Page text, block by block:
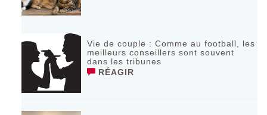
Vie de couple : Comme au football, les
meilleurs conseillers sont souvent
dans les tribunes
RÉAGIR